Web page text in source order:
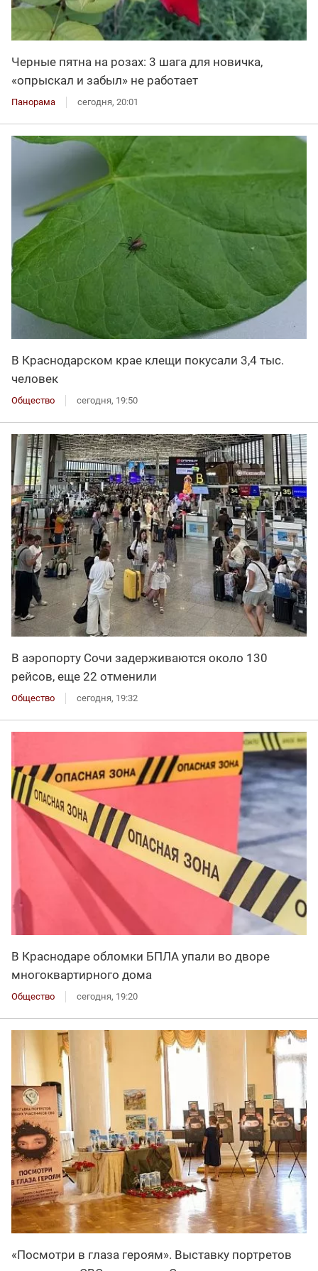
Черные пятна на розах: 3 шага для новичка,
«опрыскал и забыл» не работает
Панорама сегодня, 20:01
В Краснодарском крае клещи покусали 3,4 тыс.
человек
Общество сегодня, 19:50
В аэропорту Сочи задерживаются около 130
рейсов, еще 22 отменили
Общество сегодня, 19:32
В Краснодаре обломки БПЛА упали во дворе
многоквартирного дома
Общество сегодня, 19:20
«Посмотри в глаза героям». Выставку портретов